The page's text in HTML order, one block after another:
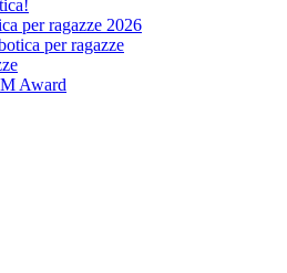
per ragazze 2026
per ragazze
Award